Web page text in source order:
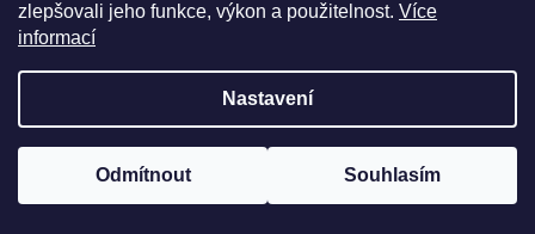
zlepšovali jeho funkce, výkon a použitelnost. Více
informací
Nastavení
Odmítnout Souhlasím
RAL 7033 (Cementová šedá)
RAL 7034 (Šedožlutá) 5
RAL 7035 (Světle šedá)